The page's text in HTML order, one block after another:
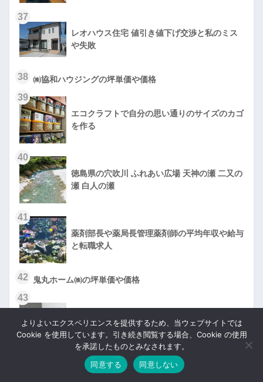
37
レオハウス住宅 値引き値下げ交渉と私のミス
や失敗
38 ㈱協和ハウジングの坪単価や価格
39
エコクラフトで自分の思い通りのサイズのカゴ
を作る
40
徳島県の穴吹川 ふれあい広場 天神の瀬 二又の
瀬 白人の瀬
41
薬剤部長や薬局長管理薬剤師の平均年収や給与
と転職求人
42 鬼丸ホーム㈱の坪単価や価格
43
セコムホームセキュリティ口コミ評価評判
臨床検査技師長や課長や主任係長の年収と給与や転職求
よりよいエクスペリエンスを提供するため、当ウェブサイトでは
Cookie を使用しています。引き続き閲覧する場合、Cookie の使用
を承諾したものとみなされます。
同意する
同意しない